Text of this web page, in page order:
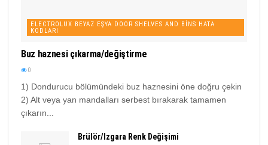
ELECTROLUX BEYAZ EŞYA DOOR SHELVES AND BINS HATA
KODLARI
Buz haznesi çıkarma/değiştirme
0
1) Dondurucu bölümündeki buz haznesini öne doğru çekin
2) Alt veya yan mandalları serbest bırakarak tamamen
çıkarın...
Brülör/Izgara Renk Değişimi